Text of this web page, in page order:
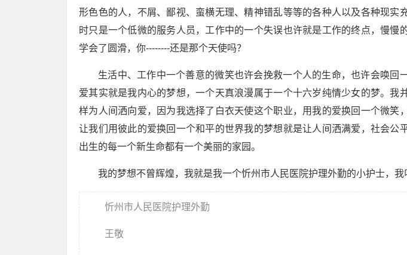
形色色的人，不屑、鄙视、蛮横无理、精神错乱等等的各种人以及各种现实
时只是一个低微的服务人员，工作中的一个失误也许就是工作的终点，慢慢
学会了圆滑，你--------还是那个天使吗？
生活中、工作中一个善意的微笑也许会挽救一个人的生命，也许会唤回
爱其实就是我内心的梦想，一个天真浪漫属于一个十六岁纯情少女的梦。我
样为人间洒向爱，因为我选择了白衣天使这个职业，用我的爱换回一个微笑
让我们用彼此的爱换回一个和平的世界我的梦想就是让人间洒满爱，社会公
出生的每一个新生命都有一个美丽的家园。
我的梦想不曾辉煌，我就是我一个忻州市人民医院护理外勤的小护士，我
忻州市人民医院护理外勤
王敬